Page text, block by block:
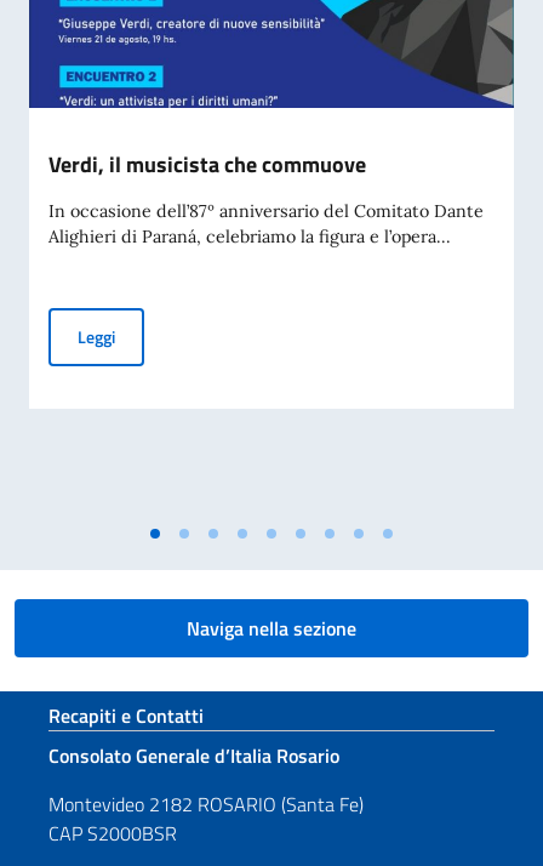
Verdi, il musicista che commuove
In occasione dell’87º anniversario del Comitato Dante
Alighieri di Paraná, celebriamo la figura e l’opera...
LeggiVerdi, il musicista che commuove
Naviga nella sezione
Sezione footer
Recapiti e Contatti
Consolato Generale d’Italia Rosario
Montevideo 2182 ROSARIO (Santa Fe)
CAP S2000BSR